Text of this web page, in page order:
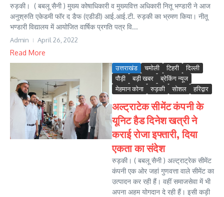
रुड़की। ( बबलू सैनी ) मुख्य कोषाधिकारी व मुख्यवित्त अधिकारी नितू भण्डारी ने आज
अनुश्रुति एकेडमी फॉर द डैफ (एडीडी) आई.आई.टी. रुड़की का भ्रमण किया। नीतू
भण्डारी विद्यालय में आयोजित वार्षिक प्रगति पत्र वि...
Admin April 26, 2022
Read More
उत्तराखंड चमोली टिहरी
दिल्ली
पौड़ी
बड़ी खबर
ब्रेकिंग न्यूज
मेहमान कोना
रुड़की सोशल हरिद्वार
अल्ट्राटेक सीमेंट कंपनी के
यूनिट हैड दिनेश खत्री ने
कराई रोजा इफ्तारी, दिया
एकता का संदेश
रुड़की। ( बबलू सैनी ) अल्ट्राट्रेक सीमेंट
कंपनी एक ओर जहां गुणवत्ता वाले सीमेंट का
उत्पादन कर रही हैं। वहीं समाजसेवा में भी
अपना अहम योगदान दे रही हैं। इसी कड़ी